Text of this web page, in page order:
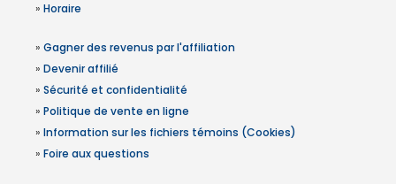
» Horaire
» Gagner des revenus par l'affiliation
» Devenir affilié
» Sécurité et confidentialité
» Politique de vente en ligne
» Information sur les fichiers témoins (Cookies)
» Foire aux questions